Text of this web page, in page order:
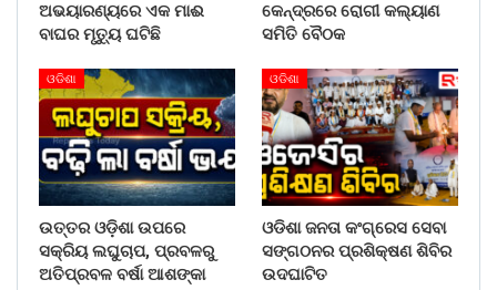
ଅଭୟାରଣ୍ୟରେ ଏକ ମାଈ
ବାଘର ମୃତ୍ୟୁ ଘଟିଛି
କେନ୍ଦ୍ରରେ ରୋଗୀ କଲ୍ୟାଣ
ସମିତି ବୈଠକ
ଓଡିଶା
ଉତ୍ତର ଓଡ଼ିଶା ଉପରେ
ସକ୍ରିୟ ଲଘୁଚାପ, ପ୍ରବଳରୁ
ଅତିପ୍ରବଳ ବର୍ଷା ଆଶଙ୍କା
ଓଡିଶା
ଓଡିଶା ଜନତା କଂଗ୍ରେସ ସେବା
ସଙ୍ଗଠନର ପ୍ରଶିକ୍ଷଣ ଶିବିର
ଉଦଘାଟିତ